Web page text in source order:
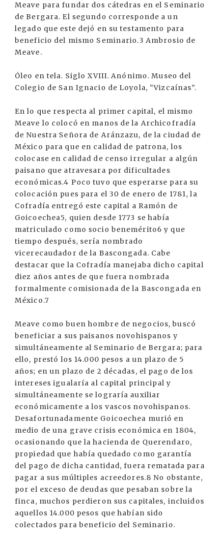
Meave para fundar dos cátedras en el Seminario
de Bergara. El segundo corresponde a un
legado que este dejó en su testamento para
beneficio del mismo Seminario.3 Ambrosio de
Meave.
Óleo en tela. Siglo XVIII. Anónimo. Museo del
Colegio de San Ignacio de Loyola, “Vizcaínas”.
En lo que respecta al primer capital, el mismo
Meave lo colocó en manos de la Archicofradía
de Nuestra Señora de Aránzazu, de la ciudad de
México para que en calidad de patrona, los
colocase en calidad de censo irregular a algún
paisano que atravesara por dificultades
económicas.4 Poco tuvo que esperarse para su
colocación pues para el 30 de enero de 1781, la
Cofradía entregó este capital a Ramón de
Goicoechea5, quien desde 1773 se había
matriculado como socio benemérito6 y que
tiempo después, sería nombrado
vicerecaudador de la Bascongada. Cabe
destacar que la Cofradía manejaba dicho capital
diez años antes de que fuera nombrada
formalmente comisionada de la Bascongada en
México.7
Meave como buen hombre de negocios, buscó
beneficiar a sus paisanos novohispanos y
simultáneamente al Seminario de Bergara; para
ello, prestó los 14.000 pesos a un plazo de 5
años; en un plazo de 2 décadas, el pago de los
intereses igualaría al capital principal y
simultáneamente se lograría auxiliar
económicamente a los vascos novohispanos.
Desafortunadamente Goicoechea murió en
medio de una grave crisis económica en 1804,
ocasionando que la hacienda de Querendaro,
propiedad que había quedado como garantía
del pago de dicha cantidad, fuera rematada para
pagar a sus múltiples acreedores.8 No obstante,
por el exceso de deudas que pesaban sobre la
finca, muchos perdieron sus capitales, incluidos
aquellos 14.000 pesos que habían sido
colectados para beneficio del Seminario.